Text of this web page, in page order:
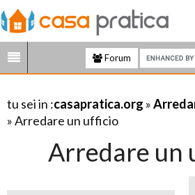
Forum
tu sei in :casapratica.org »
» Arredare un ufficio
Arredare un